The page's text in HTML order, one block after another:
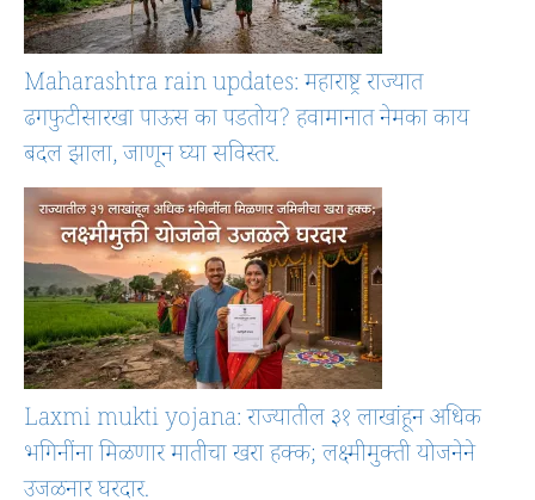
Maharashtra rain updates: महाराष्ट्र राज्यात
ढगफुटीसारखा पाऊस का पडतोय? हवामानात नेमका काय
बदल झाला, जाणून घ्या सविस्तर.
Laxmi mukti yojana: राज्यातील ३१ लाखांहून अधिक
भगिनींना मिळणार मातीचा खरा हक्क; लक्ष्मीमुक्ती योजनेने